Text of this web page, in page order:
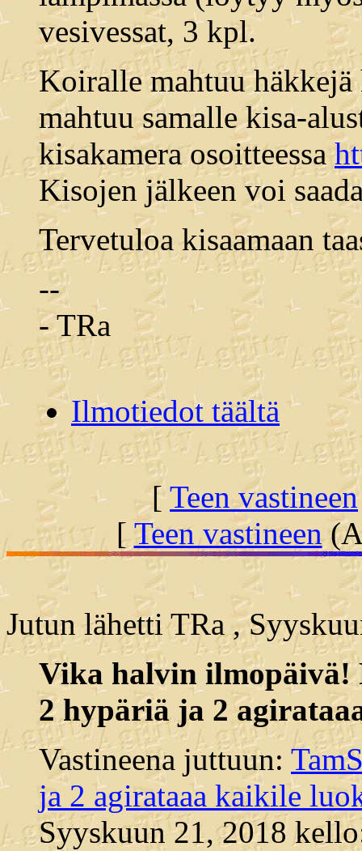
vesivessat, 3 kpl.
Koiralle mahtuu
mahtuu samalle kisa-
kisakamera osoitteessa
Kisojen jälkeen voi
Tervetuloa kisaamaan
--
- TRa
Ilmotiedot täältä
[Teen vastineen
[Teen vastineen
Jutun lähetti TRa ,
Vika halvin ilmopäivä!
2 hypäriä ja 2
Vastineena juttuun:
ja 2 agirataaa kaikile
Syyskuun 21, 2018